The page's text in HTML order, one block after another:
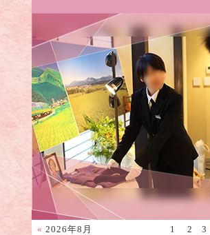
« 2026年8月 1 2 3